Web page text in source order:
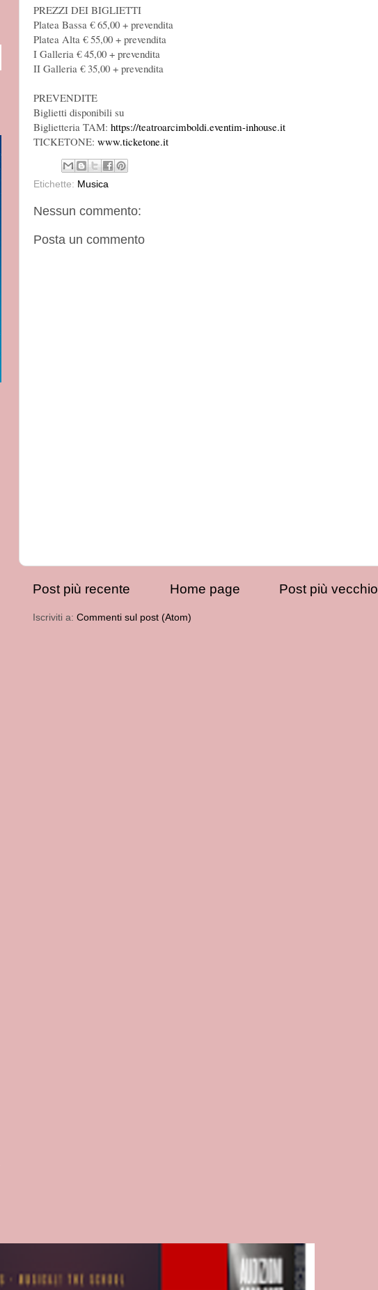
PREZZI DEI BIGLIETTI
Platea Bassa € 65,00 + prevendita
Platea Alta € 55,00 + prevendita
I Galleria € 45,00 + prevendita
II Galleria € 35,00 + prevendita
PREVENDITE
Biglietti disponibili su
Biglietteria TAM: https://teatroarcimboldi.eventim-inhouse.it
TICKETONE: www.ticketone.it
Etichette: Musica
Nessun commento:
Posta un commento
Post più recente Post più vecchio
Home page
Iscriviti a: Commenti sul post (Atom)